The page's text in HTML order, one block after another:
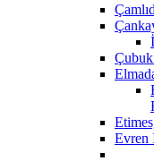
Evren